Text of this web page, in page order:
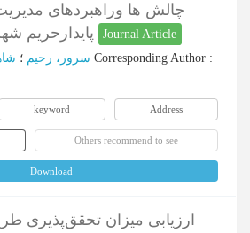
چالش ها وراهبردهای
Journal Article
سرور، رحیم ؛ Corresponding Author :
keyword Address
Others recommend to see
Download
ارزیابی میزان تحقق‌پذیری